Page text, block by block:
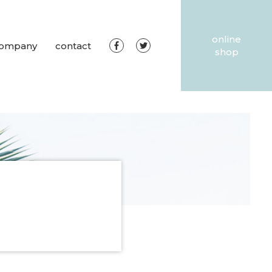
contact
online
shop